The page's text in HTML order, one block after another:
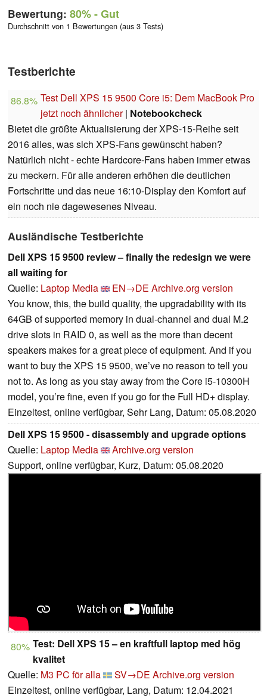
Bewertung: 80%- Gut
Durchschnitt von 1 Bewertungen (aus 3 Tests)
Testberichte
86.8% Test Dell XPS 15 9500 Core i5: Dem MacBook Pro
jetzt noch ähnlicher| Notebookcheck
Bietet die größte Aktualisierung der XPS-15-Reihe seit
2016 alles, was sich XPS-Fans gewünscht haben?
Natürlich nicht - echte Hardcore-Fans haben immer etwas
zu meckern. Für alle anderen erhöhen die deutlichen
Fortschritte und das neue 16:10-Display den Komfort auf
ein noch nie dagewesenes Niveau.
Ausländische Testberichte
Dell XPS 15 9500 review – finally the redesign we were
all waiting for
Quelle: Laptop Media EN→DE Archive.org version
You know, this, the build quality, the upgradability with its
64GB of supported memory in dual-channel and dual M.2
drive slots in RAID 0, as well as the more than decent
speakers makes for a great piece of equipment. And if you
want to buy the XPS 15 9500, we’ve no reason to tell you
not to. As long as you stay away from the Core i5-10300H
model, you’re fine, even if you go for the Full HD+ display.
Einzeltest, online verfügbar, Sehr Lang, Datum: 05.08.2020
Dell XPS 15 9500 - disassembly and upgrade options
Quelle: Laptop Media
Archive.org version
Support, online verfügbar, Kurz, Datum: 05.08.2020
80% Test: Dell XPS 15 – en kraftfull laptop med hög
kvalitet
Quelle: M3 PC för alla SV→DE Archive.org version
Einzeltest, online verfügbar, Lang, Datum: 12.04.2021